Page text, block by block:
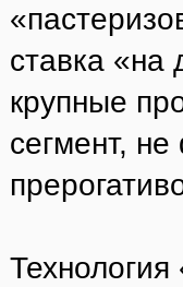
ставка «на
крупные
сегмент,